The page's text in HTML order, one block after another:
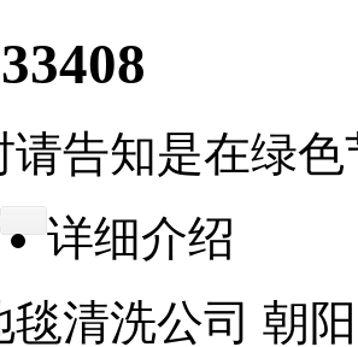
请告知是在绿
详细介绍
毯清洗公司 朝